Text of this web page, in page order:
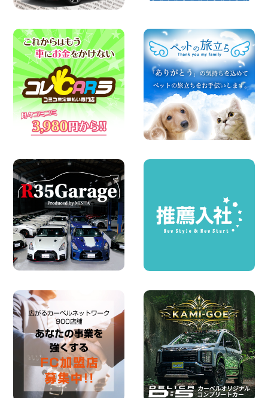
戸店
100円レンタカー 杉戸
2026年08月06日
ハイエースワゴンGL!!クルーズコントロ
ールが付いている〜!! 福島県 福島笹木野
店
100円レンタカー 福島笹木野
2026年08月05日
※※超格安日額5,800円※※荷物運びに最適
の軽バンのレンタカー!! 出雲ドーム前店
2026年08月05日
人気のスペイドワゴン ライトブルーで登
場です! 東京都 羽田空港店
100円レンタカー 羽田空港
2026年08月04日
ちょっとそこまで。もっと気軽に 埼玉県
西武秩父駅前店